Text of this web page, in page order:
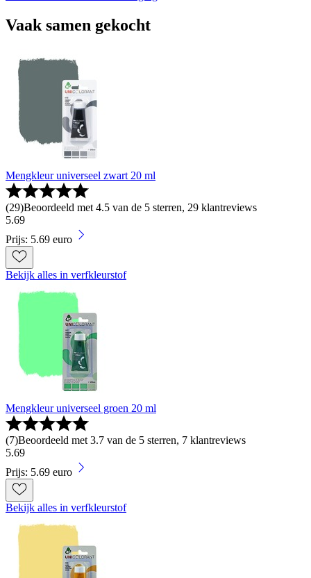
Vaak samen gekocht
Mengkleur universeel zwart 20 ml
(29)Beoordeeld met 4.5 van de 5 sterren, 29 klantreviews
5.69
Prijs: 5.69 euro
Bekijk alles in verfkleurstof
Mengkleur universeel groen 20 ml
(7)Beoordeeld met 3.7 van de 5 sterren, 7 klantreviews
5.69
Prijs: 5.69 euro
Bekijk alles in verfkleurstof